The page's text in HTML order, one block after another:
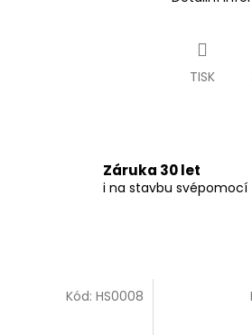
TISK
Záruka 30 let
i na stavbu svépomocí
Kód: HS0008